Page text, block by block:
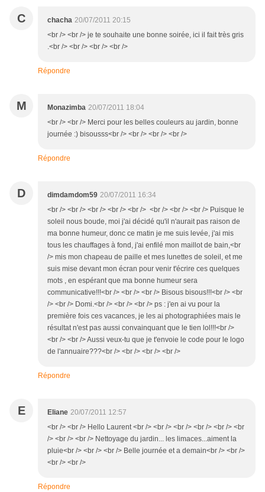
C chacha 20/07/2011 20:15
<br /> <br /> je te souhaite une bonne soirée, ici il fait très gris
.<br /> <br /> <br /> <br />
Répondre
M Monazimba 20/07/2011 18:04
<br /> <br /> Merci pour les belles couleurs au jardin, bonne
journée :) bisousss<br /> <br /> <br /> <br />
Répondre
D dimdamdom59 20/07/2011 16:34
<br /> <br /> <br /> <br /> <br /> <br /> <br /> <br /> Puisque le
soleil nous boude, moi j'ai décidé qu'il n'aurait pas raison de
ma bonne humeur, donc ce matin je me suis levée, j'ai mis
tous les chauffages à fond, j'ai enfilé mon maillot de bain,<br
/> mis mon chapeau de paille et mes lunettes de soleil, et me
suis mise devant mon écran pour venir t'écrire ces quelques
mots , en espérant que ma bonne humeur sera
communicative!!!<br /> <br /> <br /> Bisous bisous!!!<br /> <br
/> <br /> Domi.<br /> <br /> <br /> ps : j'en ai vu pour la
première fois ces vacances, je les ai photographiées mais le
résultat n'est pas aussi convainquant que le tien lol!!!<br />
<br /> <br /> Aussi veux-tu que je t'envoie le code pour le logo
de l'annuaire???<br /> <br /> <br /> <br />
Répondre
E Eliane 20/07/2011 12:57
<br /> <br /> Hello Laurent <br /> <br /> <br /> <br /> <br /> <br
/> <br /> <br /> Nettoyage du jardin... les limaces...aiment la
pluie<br /> <br /> <br /> Belle journée et a demain<br /> <br />
<br /> <br />
Répondre